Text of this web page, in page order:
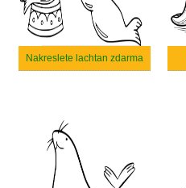
Nakreslete lachtan zdarma